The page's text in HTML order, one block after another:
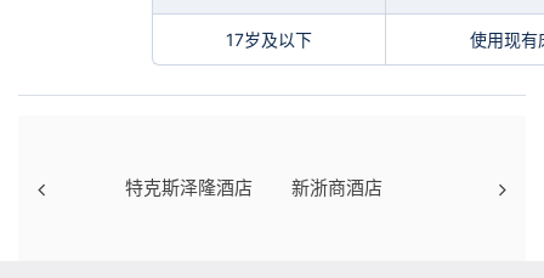
17岁及以下 使用现有
特克斯泽隆酒店 新浙商酒店